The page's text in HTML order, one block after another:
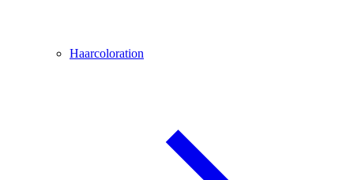
Haarcoloration